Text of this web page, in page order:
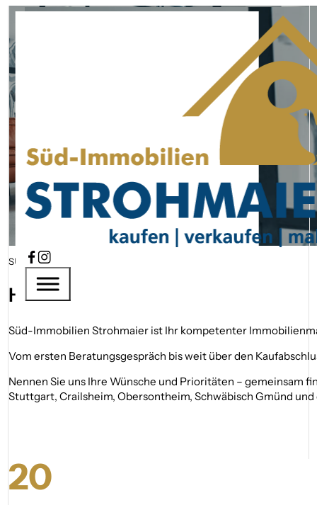
Immobilienmakler
Süd-Immobilien Strohmaier
SÜD-IMMOBILIEN STROHMAIER
Herzlich willkommen!
Süd-Immobilien Strohmaier ist Ihr kompetenter
Vom ersten Beratungsgespräch bis weit über den
Nennen Sie uns Ihre Wünsche und Prioritäten – gemeinsam
Stuttgart, Crailsheim, Obersontheim, Schwäbisch Gmünd und
20